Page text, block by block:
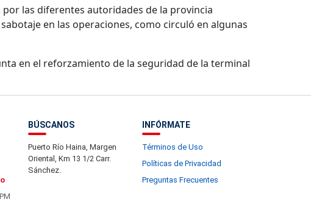
las diferentes autoridades de la provincia
en las operaciones, como circuló en algunas
en el reforzamiento de la seguridad de la terminal
BÚSCANOS
Puerto Río Haina, Margen
Oriental, Km 13 1/2 Carr.
Sánchez.
INFÓRMATE
Términos de Uso
Políticas de Privacidad
Preguntas Frecuentes